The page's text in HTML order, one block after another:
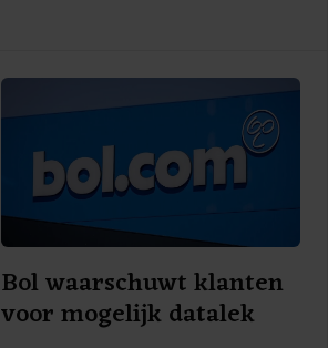
Bol waarschuwt klanten
voor mogelijk datalek